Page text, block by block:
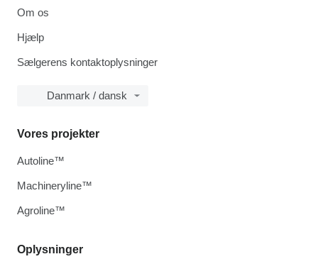
Om os
Hjælp
Sælgerens kontaktoplysninger
Danmark / dansk
Oplysninger
Vores projekter
Autoline™
Machineryline™
Agroline™